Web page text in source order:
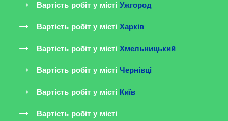
Вартість робіт у місті Ужгород
Вартість робіт у місті Харків
Вартість робіт у місті Хмельницький
Вартість робіт у місті Чернівці
Вартість робіт у місті Київ
Вартість робіт у місті